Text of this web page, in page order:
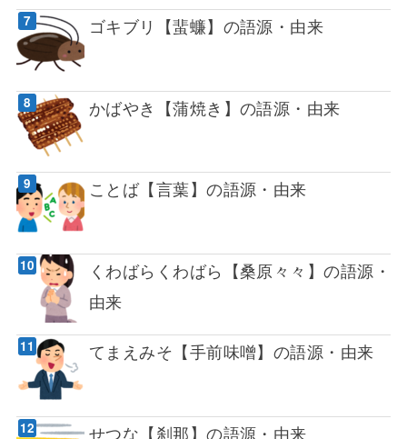
ゴキブリ【蜚蠊】の語源・由来
かばやき【蒲焼き】の語源・由来
ことば【言葉】の語源・由来
くわばらくわばら【桑原々々】の語源・
由来
てまえみそ【手前味噌】の語源・由来
せつな【刹那】の語源・由来